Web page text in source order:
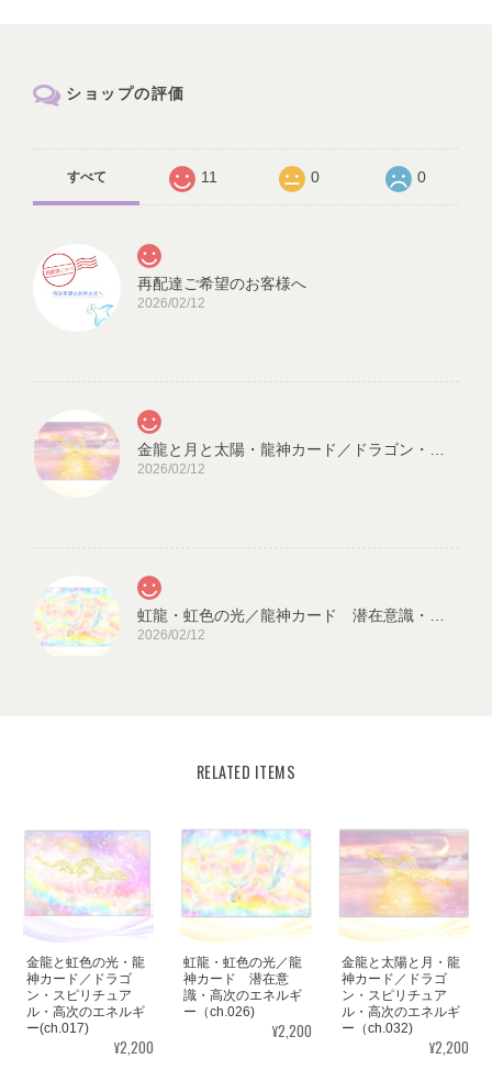
ショップの評価
すべて 11 0 0
再配達ご希望のお客様へ
2026/02/12
2026/02/12
2026/02/12
見ていると心が穏やかになります。毎日、眺めたいと思います。
ありがとうございました✨ また機会があれば、宜しくお願い致し
ます。
この度はご購入いただき、誠にありがと
うございました。気に入っていただけた
ようで嬉しいです。とても励みになりま
RELATED ITEMS
金龍と虹色の光・龍
神カード／ドラゴ
ン・スピリチュア
ル・高次のエネルギ
ー(ch.017)
¥2,200
虹龍・虹色の光／龍
神カード 潜在意
識・高次のエネルギ
ー（ch.026)
¥2,200
金龍と太陽と月・龍
神カード／ドラゴ
ン・スピリチュア
ル・高次のエネルギ
ー（ch.032)
¥2,200